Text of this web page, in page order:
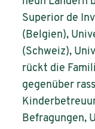
Superior de
(Belgien),
(Schweiz),
rückt die
gegenüber
Befragungen,